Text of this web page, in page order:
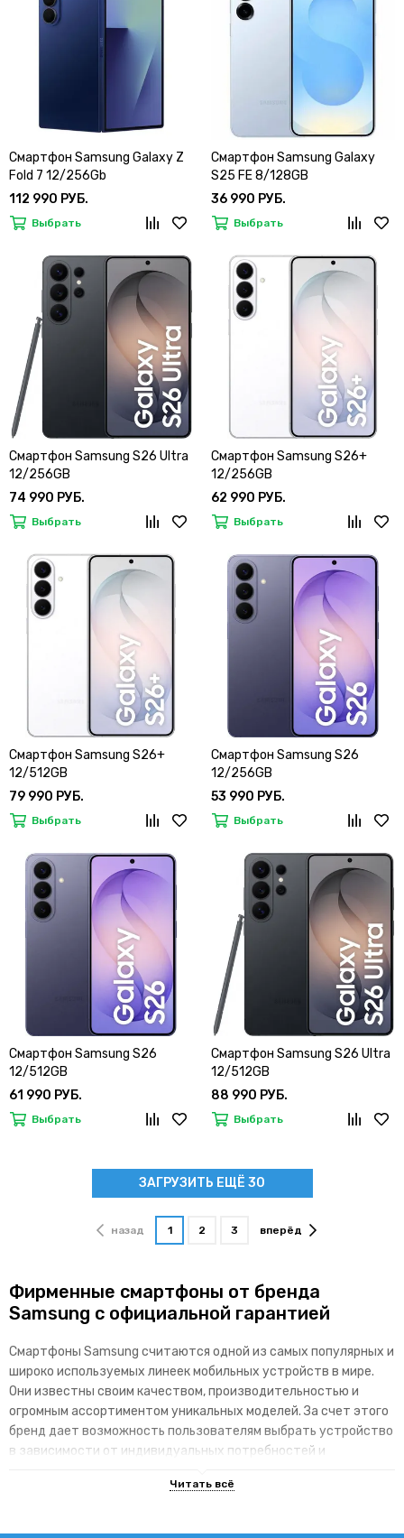
Смартфон Samsung Galaxy Z
Fold 7 12/256Gb
112 990 РУБ.
Выбрать
Смартфон Samsung Galaxy
S25 FE 8/128GB
36 990 РУБ.
Выбрать
Смартфон Samsung S26 Ultra
12/256GB
74 990 РУБ.
Выбрать
Смартфон Samsung S26+
12/256GB
62 990 РУБ.
Выбрать
Смартфон Samsung S26+
12/512GB
79 990 РУБ.
Выбрать
Смартфон Samsung S26
12/256GB
53 990 РУБ.
Выбрать
Смартфон Samsung S26
12/512GB
61 990 РУБ.
Выбрать
Смартфон Samsung S26 Ultra
12/512GB
88 990 РУБ.
Выбрать
ЗАГРУЗИТЬ ЕЩЁ 30
назад 1 2 3 вперёд
Фирменные смартфоны от бренда
Samsung с официальной гарантией
Смартфоны Samsung считаются одной из самых популярных и
широко используемых линеек мобильных устройств в мире.
Они известны своим качеством, производительностью и
огромным ассортиментом уникальных моделей. За счет этого
бренд дает возможность пользователям выбрать устройство
в зависимости от индивидуальных потребностей и
линейки гаджетов